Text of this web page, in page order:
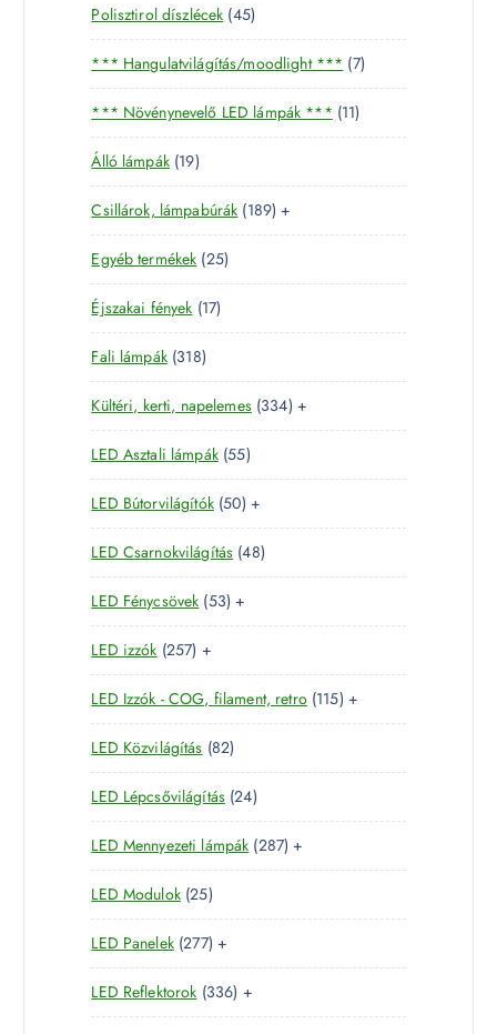
Polisztirol díszlécek 454
5
t
e
r
m
k
*** Hangulatvilágítás/moodlight *** 77
t
r
é
*** Növénynevelő LED lámpák *** 111
1
e
m
k
Álló lámpák 191
9
t
e
r
m
é
k
Csillárok, lámpabúrák 1891
8
t
r
é
k
+
Egyéb termékek 252
5
e
m
é
k
Éjszakai fények 171
7
e
r
m
é
k
Fali lámpák 3183
1
8
t
e
r
m
é
k
Kültéri, kerti, napelemes 3343
3
t
r
é
+
LED Asztali lámpák 555
5
t
e
r
m
k
LED Bútorvilágítók 505
0
t
e
r
m
k
+
LED Csarnokvilágítás 484
8
e
m
é
k
LED Fénycsövek 535
3
e
r
m
é
k
+
LED izzók 2572
5
7
t
e
r
m
é
k
+
LED Izzók - COG, filament, retro 1151
1
t
r
é
+
LED Közvilágítás 828
2
t
e
r
m
k
LED Lépcsővilágítás 242
4
t
e
m
k
LED Mennyezeti lámpák 2872
8
t
r
é
+
LED Modulok 252
5
t
e
r
m
LED Panelek 2772
7
7
t
+
LED Reflektorok 3363
3
+